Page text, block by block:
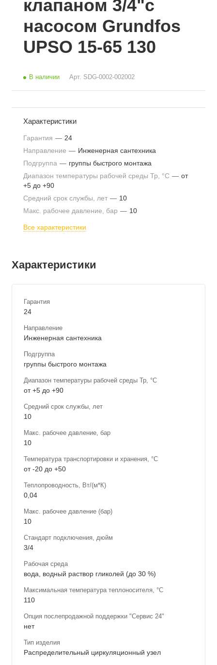
клапаном 3/4"с
насосом Grundfos
UPSO 15-65 130
В наличии Арт. SDG-0002-002002
Характеристики
Гарантия — 24
Направление — Инженерная сантехника
Подгруппа — группы быстрого монтажа
Диапазон температуры рабочей среды Тр, °С — от
+5 до +90
Средний срок службы, лет — 10
Макс. рабочее давление, бар — 10
Все характеристики
Характеристики
Гарантия
24
Направление
Инженерная сантехника
Подгруппа
группы быстрого монтажа
Диапазон температуры рабочей среды Тр, °С
от +5 до +90
Средний срок службы, лет
10
Макс. рабочее давление, бар
10
Температура транспортировки и хранения, °С
от -20 до +50
Теплопроводность, Вт/(м*К)
0,04
Макс. рабочее давление (бар)
10
Стандарт подключения, дюйм
3/4
Рабочая среда
вода, водный раствор гликолей (до 30 %)
Максимальная температура теплоносителя, °С
110
Опция послепродажной поддержки "Сервис 24"
нет
Тип изделия
Распределительный циркуляционный узел